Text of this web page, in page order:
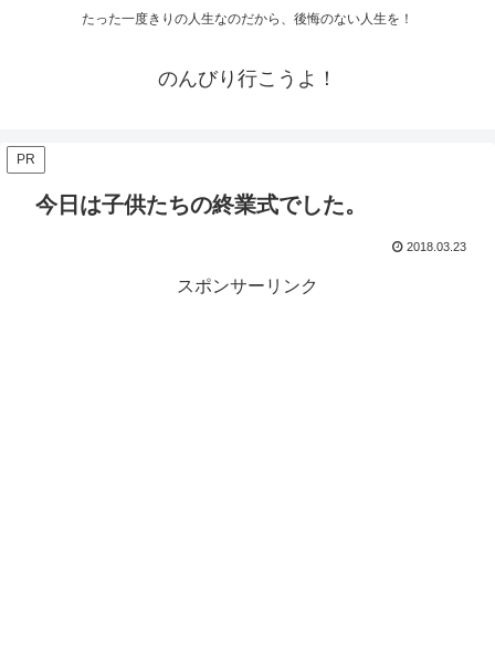
たった一度きりの人生なのだから、後悔のない人生を！
のんびり行こうよ！
PR
今日は子供たちの終業式でした。
2018.03.23
スポンサーリンク